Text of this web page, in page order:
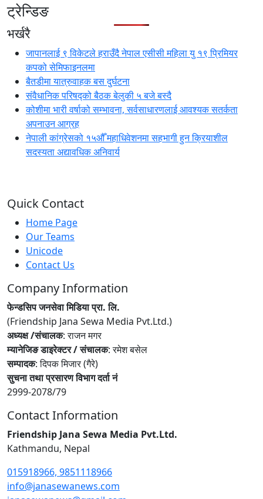
ट्रेन्डिङ
भर्खरै
जापानलाई ९ विकेटले हराउँदै नेपाल एसीसी महिला यु १९ प्रिमियर
कपको सेमिफाइनलमा
बैतडीमा यात्रुवाहक बस दुर्घटना
संवैधानिक परिषद्को बैठक बेलुकी ५ बजे बस्दै
कोशीमा भारी वर्षाको सम्भावना, सर्वसाधारणलाई आवश्यक सतर्कता
अपनाउन आग्रह
नेपाली कांग्रेसको १५औँ महाधिवेशनमा सहभागी हुन क्रियाशील
सदस्यता अद्यावधिक अनिवार्य
Quick Contact
Home Page
Our Teams
Unicode
Contact Us
Company Information
फेन्डसिप जनसेवा मिडिया प्रा. लि.
(Friendship Jana Sewa Media Pvt.Ltd.)
अध्यक्ष /संचालक: राजन मगर
म्यानेजिङ डाइरेक्टर / संचालक: रमेश बसेल
सम्पादक: दिपक मिजार (गैरे)
सुचना तथा प्रसारण विभाग दर्ता नं
2999-2078/79
Contact Information
Friendship Jana Sewa Media Pvt.Ltd.
Kathmandu, Nepal
015918966, 9851118966
info@janasewanews.com